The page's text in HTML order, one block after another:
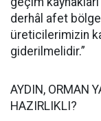
derhâl afet
üreticilerimizin
giderilmelidir.”
AYDIN, ORMAN
HAZIRLIKLI?